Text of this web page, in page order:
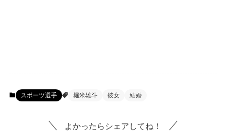
スポーツ選手 堀米雄斗 彼女 結婚
よかったらシェアしてね！